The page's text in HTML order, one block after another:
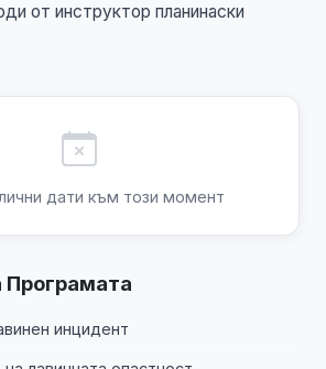
от инструктор планинаски
дати към този момент
Програмата
инцидент